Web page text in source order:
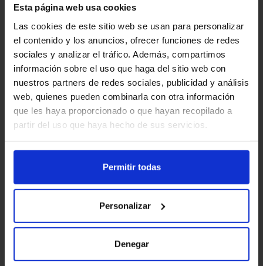
Esta página web usa cookies
Las cookies de este sitio web se usan para personalizar
el contenido y los anuncios, ofrecer funciones de redes
sociales y analizar el tráfico. Además, compartimos
información sobre el uso que haga del sitio web con
nuestros partners de redes sociales, publicidad y análisis
web, quienes pueden combinarla con otra información
que les haya proporcionado o que hayan recopilado a
partir del uso que haya hecho de sus servicios.
Permitir todas
Personalizar
Denegar